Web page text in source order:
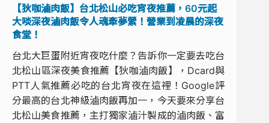
【狄咖滷肉飯】台北松山必吃宵夜推薦，60元起
大啖深夜滷肉飯令人魂牽夢縈！營業到凌晨的深夜
食堂！
台北大巨蛋附近宵夜吃什麼？告訴你一定要去吃台
北松山區深夜美食推薦【狄咖滷肉飯】，Dcard與
PTT人氣推薦必吃的台北宵夜在這裡！Google評
分最高的台北神級滷肉飯再加一，今天要來分享台
北松山美食推薦，主打獨家滷汁製成的滷肉飯、富